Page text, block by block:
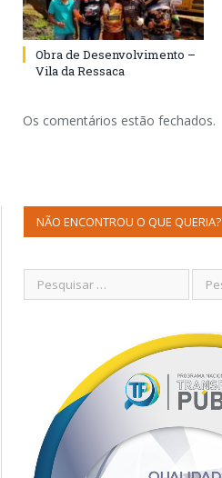
Obra de Desenvolvimento –
Vila da Ressaca
Os comentários estão fechados.
NÃO ENCONTROU O QUE QUERIA?